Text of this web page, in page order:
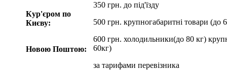
Кур'єром по
Києву:
Новою Поштою:
350 грн. до під'їзду
500 грн. крупногабаритні товари (до
600 грн. холодильники(до 80 кг)
60кг)
за тарифами перевізника